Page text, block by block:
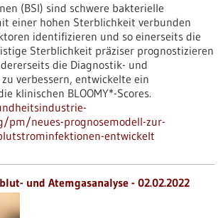
(BSI) sind schwere bakterielle
einer hohen Sterblichkeit verbunden
identifizieren und so einerseits die
Sterblichkeit präziser prognostizieren
die Diagnostik- und
verbessern, entwickelte ein
klinischen BLOOMY*-Scores.
pm/neues-prognosemodell-zur-
entwickelt
und Atemgasanalyse - 02.02.2022